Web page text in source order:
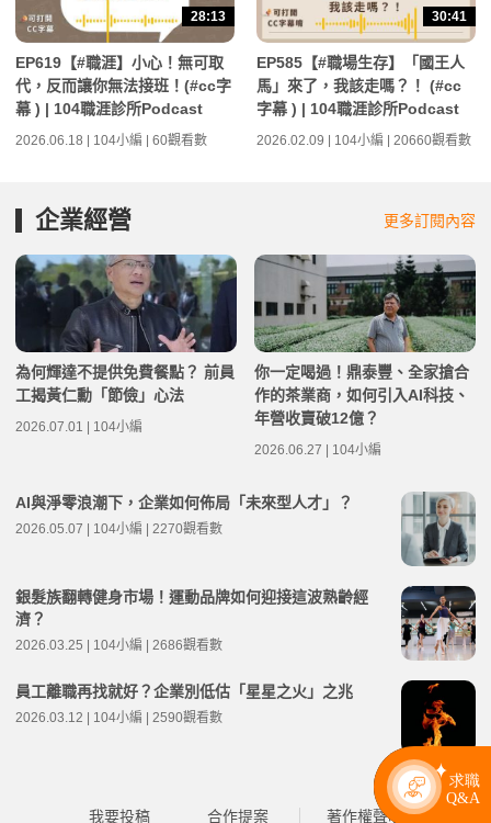
28:13
EP619【#職涯】小心！無可取
代，反而讓你無法接班！(#cc字
幕 ) | 104職涯診所Podcast
2026.06.18 | 104小編 | 60觀看數
30:41
EP585【#職場生存】「國王人
馬」來了，我該走嗎？！ (#cc
字幕 ) | 104職涯診所Podcast
2026.02.09 | 104小編 | 20660觀看數
企業經營 更多訂閱內容
為何輝達不提供免費餐點？ 前員
工揭黃仁勳「節儉」心法
2026.07.01 | 104小編
你一定喝過！鼎泰豐、全家搶合
作的茶業商，如何引入AI科技、
年營收賣破12億？
2026.06.27 | 104小編
AI與淨零浪潮下，企業如何佈局「未來型人才」？
2026.05.07 | 104小編 | 2270觀看數
銀髮族翻轉健身市場！運動品牌如何迎接這波熟齡經
濟？
2026.03.25 | 104小編 | 2686觀看數
員工離職再找就好？企業別低估「星星之火」之兆
2026.03.12 | 104小編 | 2590觀看數
我要投稿 合作提案 著作權聲明